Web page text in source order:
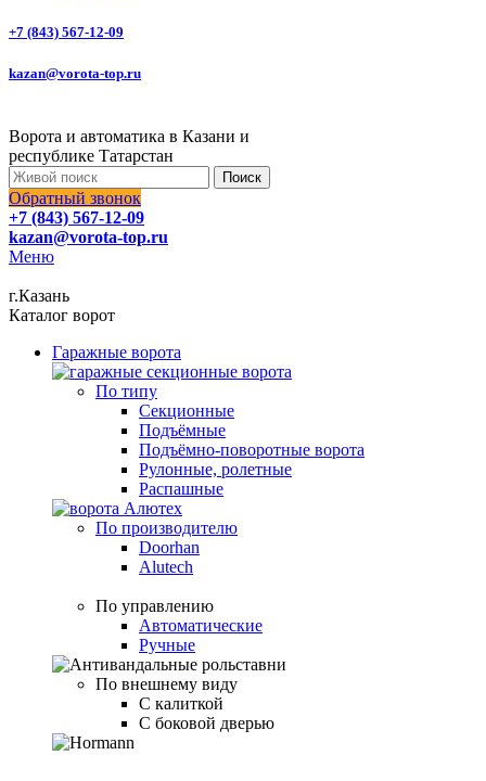
+7 (843) 567-12-09
kazan@vorota-top.ru
Ворота и автоматика в Казани и
республике Татарстан
Поиск
Обратный звонок
+7 (843) 567-12-09
kazan@vorota-top.ru
Меню
г.Казань
Каталог ворот
Гаражные ворота
По типу
Секционные
Подъёмные
Подъёмно-поворотные ворота
Рулонные, ролетные
Распашные
По производителю
Doorhan
Alutech
По управлению
Автоматические
Ручные
По внешнему виду
С калиткой
С боковой дверью